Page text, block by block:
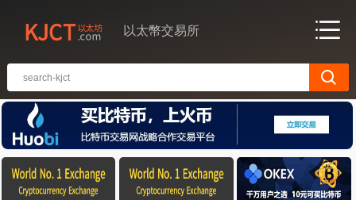
以太幣交易所